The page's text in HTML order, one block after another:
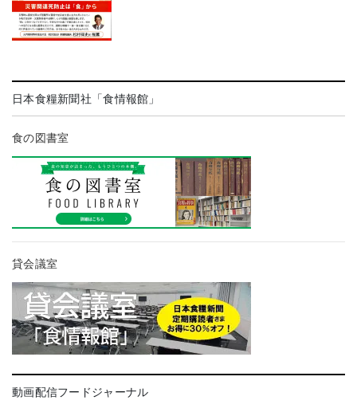
日本食糧新聞社「食情報館」
食の図書室
貸会議室
動画配信フードジャーナル